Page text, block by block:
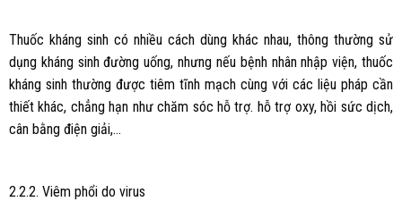
Thuốc kháng sinh có nhiều cách dùng khác nhau, thông thường sử
dụng kháng sinh đường uống, nhưng nếu bệnh nhân nhập viện, thuốc
kháng sinh thường được tiêm tĩnh mạch cùng với các liệu pháp cần
thiết khác, chẳng hạn như chăm sóc hỗ trợ. hỗ trợ oxy, hồi sức dịch,
cân bằng điện giải,…
2.2.2. Viêm phổi do virus